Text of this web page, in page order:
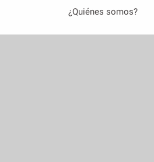
¿Quiénes somos?